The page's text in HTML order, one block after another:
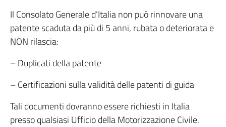
Il Consolato Generale d’Italia non può rinnovare una
patente scaduta da più di 5 anni, rubata o deteriorata e
NON rilascia:
– Duplicati della patente
– Certificazioni sulla validità delle patenti di guida
Tali documenti dovranno essere richiesti in Italia
presso qualsiasi Ufficio della Motorizzazione Civile.